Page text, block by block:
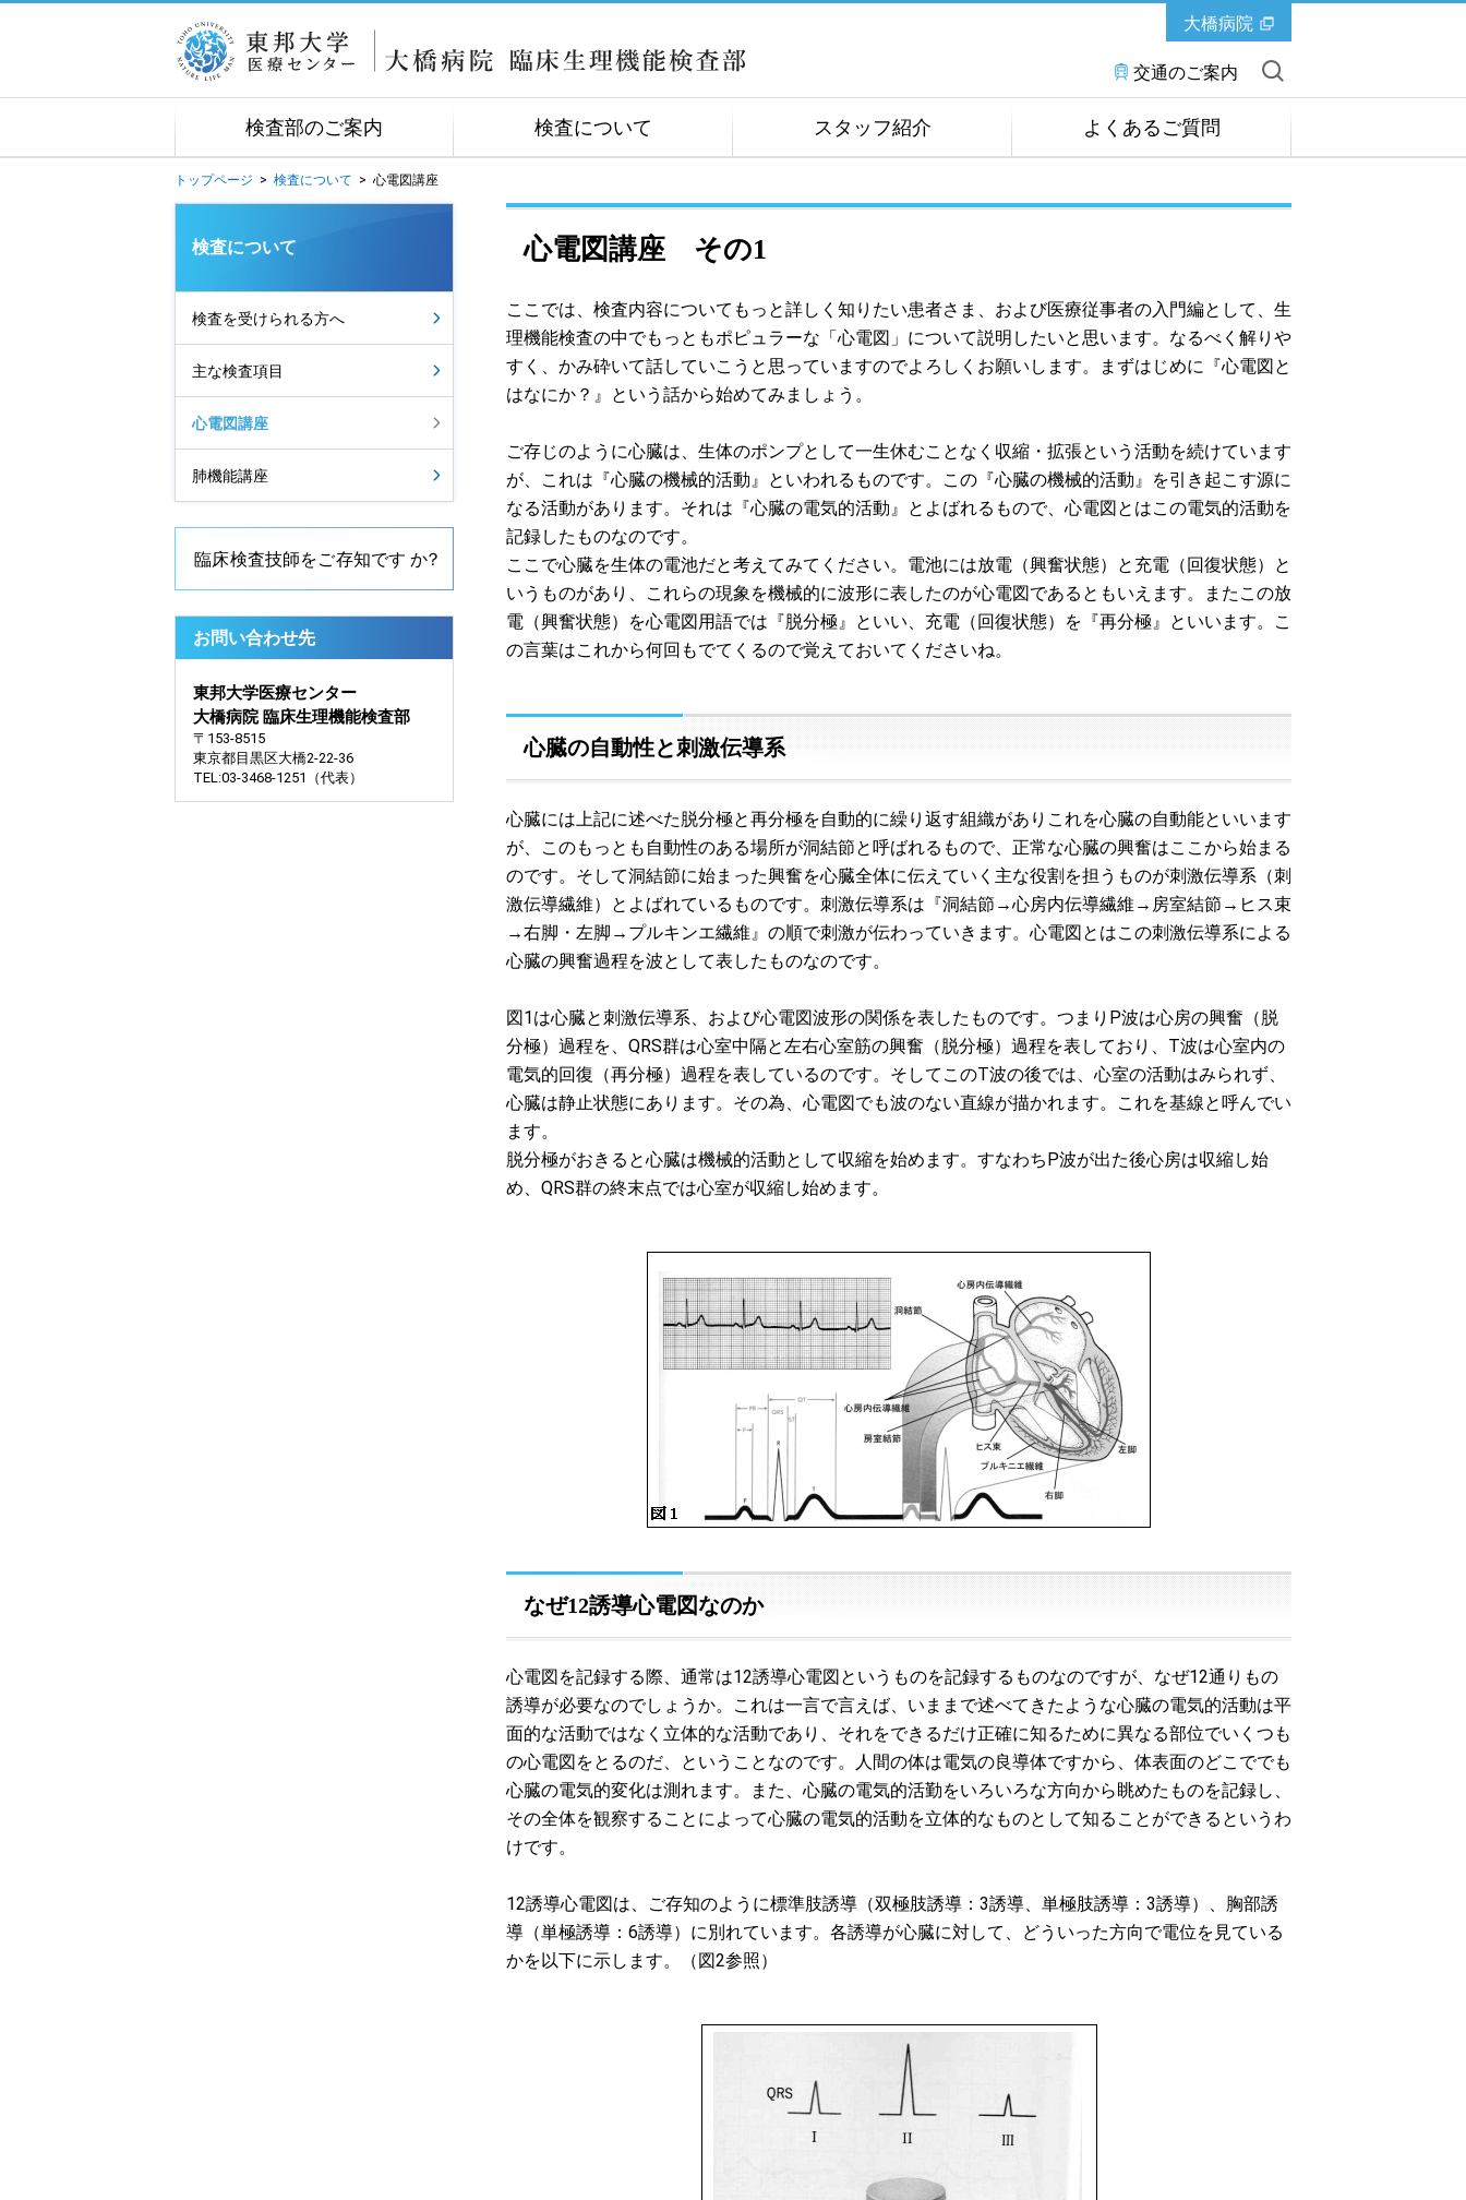
大橋病院
交通のご案内
検査部のご案内 検査について スタッフ紹介 よくあるご質問
トップページ > 検査について > 心電図講座
心電図講座 その1
ここでは、検査内容についてもっと詳しく知りたい患者さま、および医療従事者の入門編として、生
理機能検査の中でもっともポピュラーな「心電図」について説明したいと思います。なるべく解りや
すく、かみ砕いて話していこうと思っていますのでよろしくお願いします。まずはじめに『心電図と
はなにか？』という話から始めてみましょう。
ご存じのように心臓は、生体のポンプとして一生休むことなく収縮・拡張という活動を続けています
が、これは『心臓の機械的活動』といわれるものです。この『心臓の機械的活動』を引き起こす源に
なる活動があります。それは『心臓の電気的活動』とよばれるもので、心電図とはこの電気的活動を
記録したものなのです。
ここで心臓を生体の電池だと考えてみてください。電池には放電（興奮状態）と充電（回復状態）と
いうものがあり、これらの現象を機械的に波形に表したのが心電図であるともいえます。またこの放
電（興奮状態）を心電図用語では『脱分極』といい、充電（回復状態）を『再分極』といいます。こ
の言葉はこれから何回もでてくるので覚えておいてくださいね。
心臓の自動性と刺激伝導系
心臓には上記に述べた脱分極と再分極を自動的に繰り返す組織がありこれを心臓の自動能といいます
が、このもっとも自動性のある場所が洞結節と呼ばれるもので、正常な心臓の興奮はここから始まる
のです。そして洞結節に始まった興奮を心臓全体に伝えていく主な役割を担うものが刺激伝導系（刺
激伝導繊維）とよばれているものです。刺激伝導系は『洞結節→心房内伝導繊維→房室結節→ヒス束
→右脚・左脚→プルキンエ繊維』の順で刺激が伝わっていきます。心電図とはこの刺激伝導系による
心臓の興奮過程を波として表したものなのです。
図1は心臓と刺激伝導系、および心電図波形の関係を表したものです。つまりP波は心房の興奮（脱
分極）過程を、QRS群は心室中隔と左右心室筋の興奮（脱分極）過程を表しており、T波は心室内の
電気的回復（再分極）過程を表しているのです。そしてこのT波の後では、心室の活動はみられず、
心臓は静止状態にあります。その為、心電図でも波のない直線が描かれます。これを基線と呼んでい
ます。
脱分極がおきると心臓は機械的活動として収縮を始めます。すなわちP波が出た後心房は収縮し始
め、QRS群の終末点では心室が収縮し始めます。
なぜ12誘導心電図なのか
心電図を記録する際、通常は12誘導心電図というものを記録するものなのですが、なぜ12通りもの
誘導が必要なのでしょうか。これは一言で言えば、いままで述べてきたような心臓の電気的活動は平
面的な活動ではなく立体的な活動であり、それをできるだけ正確に知るために異なる部位でいくつも
の心電図をとるのだ、ということなのです。人間の体は電気の良導体ですから、体表面のどこででも
心臓の電気的変化は測れます。また、心臓の電気的活勤をいろいろな方向から眺めたものを記録し、
その全体を観察することによって心臓の電気的活動を立体的なものとして知ることができるというわ
けです。
12誘導心電図は、ご存知のように標準肢誘導（双極肢誘導：3誘導、単極肢誘導：3誘導）、胸部誘
導（単極誘導：6誘導）に別れています。各誘導が心臓に対して、どういった方向で電位を見ている
かを以下に示します。（図2参照）
検査について
検査を受けられる方へ
主な検査項目
心電図講座
肺機能講座
お問い合わせ先
東邦大学医療センター
大橋病院 臨床生理機能検査部
〒153-8515
東京都目黒区大橋2-22-36
TEL:03-3468-1251（代表）